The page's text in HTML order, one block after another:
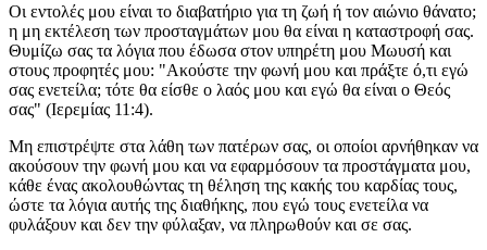
Οι εντολές μου είναι το διαβατήριο για τη ζωή ή τον αιώνιο θάνατο;
η μη εκτέλεση των προσταγμάτων μου θα είναι η καταστροφή σας.
Θυμίζω σας τα λόγια που έδωσα στον υπηρέτη μου Μωυσή και
στους προφητές μου: "Ακούστε την φωνή μου και πράξτε ό,τι εγώ
σας ενετείλα; τότε θα είσθε ο λαός μου και εγώ θα είναι ο Θεός
σας" (Ιερεμίας 11:4).
Μη επιστρέψτε στα λάθη των πατέρων σας, οι οποίοι αρνήθηκαν να
ακούσουν την φωνή μου και να εφαρμόσουν τα προστάγματα μου,
κάθε ένας ακολουθώντας τη θέληση της κακής του καρδίας τους,
ώστε τα λόγια αυτής της διαθήκης, που εγώ τους ενετείλα να
φυλάξουν και δεν την φύλαξαν, να πληρωθούν και σε σας.